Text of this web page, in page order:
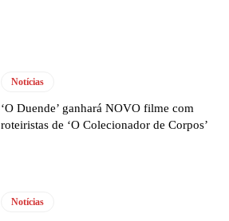
Notícias
‘O Duende’ ganhará NOVO filme com
roteiristas de ‘O Colecionador de Corpos’
Notícias